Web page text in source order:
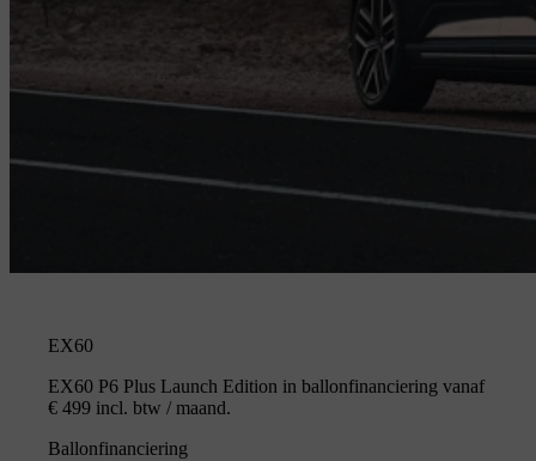
EX60
EX60 P6 Plus Launch Edition in ballonfinanciering vanaf
€ 499 incl. btw / maand.
Ballonfinanciering